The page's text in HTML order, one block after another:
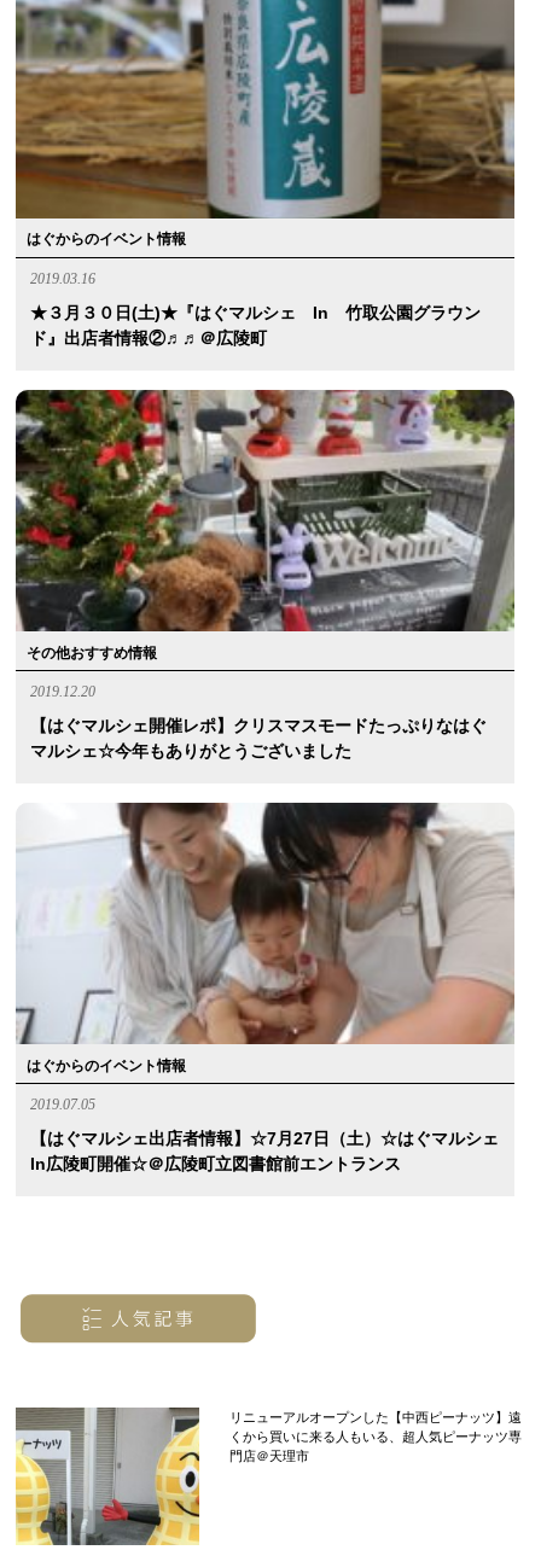
はぐからのイベント情報
2019.03.16
★３月３０日(土)★『はぐマルシェ In 竹取公園グラウン
ド』出店者情報②♬♬＠広陵町
その他おすすめ情報
2019.12.20
【はぐマルシェ開催レポ】クリスマスモードたっぷりなはぐ
マルシェ☆今年もありがとうございました
はぐからのイベント情報
2019.07.05
【はぐマルシェ出店者情報】☆7月27日（土）☆はぐマルシェ
In広陵町開催☆＠広陵町立図書館前エントランス
リニューアルオープンした【中西ピーナッツ】遠
くから買いに来る人もいる、超人気ピーナッツ専
門店＠天理市